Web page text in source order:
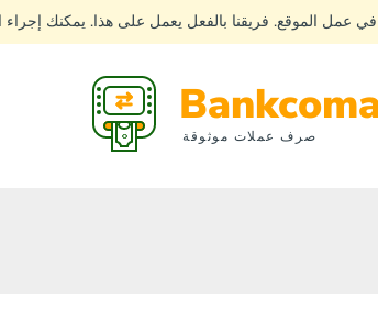
عمل الموقع. فريقنا بالفعل يعمل على هذا. يمكنك
صرف عملات موثوقة